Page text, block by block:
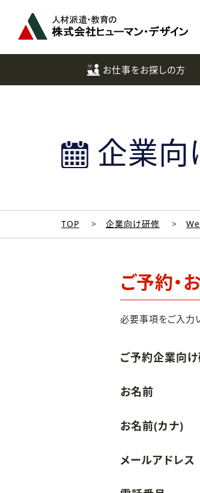
お仕事をお探しの方
企業向
TOP 企業向け研修
ご予約・
必要事項をご入力
ご予約企業向
お名前
お名前(カナ)
メールアドレス
へ